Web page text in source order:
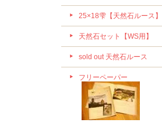
25×18雫【天然石ルース】
天然石セット【WS用】
sold out 天然石ルース
フリーペーパー